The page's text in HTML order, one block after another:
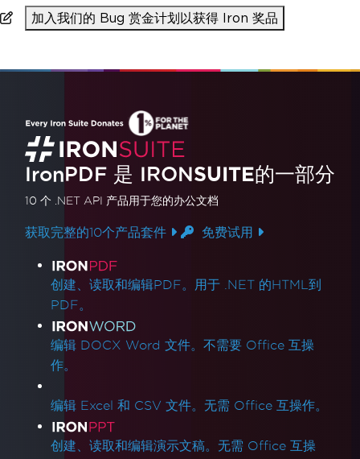
加入我们的 Bug 赏金计划以获得 Iron 奖品
IronPDF 是 IRONSUITE的一部分
10 个 .NET API 产品 用于您的办公文档
获取完整的10个产品套件 免费试用
产品链接
创建、读取和编辑PDF。用于 .NET 的HTML到
PDF。
编辑 DOCX Word 文件。不需要 Office 互操
作。
编辑 Excel 和 CSV 文件。无需 Office 互操作。
创建、读取和编辑演示文稿。无需 Office 互操